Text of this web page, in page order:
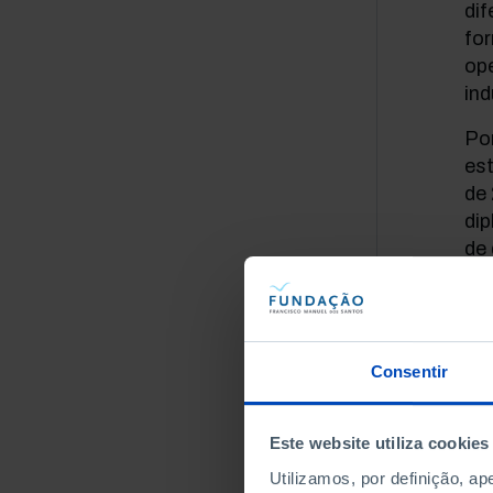
Consentir
Este website utiliza cookies
Utilizamos, por definição,
de
de